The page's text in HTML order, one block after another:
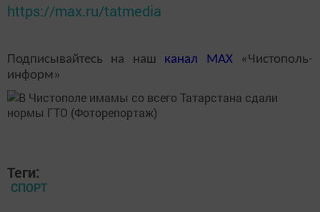
https://max.ru/tatmedia
Подписывайтесь на наш канал MAX«Чистополь-
информ»
Теги:
СПОРТ